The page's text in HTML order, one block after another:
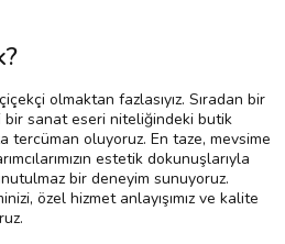
olmaktan fazlasıyız. Sıradan bir
bir sanat eseri niteliğindeki butik
tercüman oluyoruz. En taze, mevsime
estetik dokunuşlarıyla
bir deneyim sunuyoruz.
özel hizmet anlayışımız ve kalite